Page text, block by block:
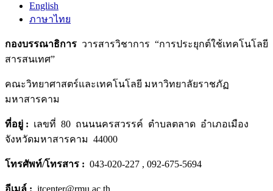
English
ภาษาไทย
กองบรรณาธิการ วารสารวิชาการ “การประยุกต์ใช้เทคโนโลยี
สารสนเทศ”
คณะวิทยาศาสตร์และเทคโนโลยี มหาวิทยาลัยราชภัฏ
มหาสารคาม
ที่อยู่ : เลขที่ 80 ถนนนครสวรรค์ ตำบลตลาด อำเภอเมือง
จังหวัดมหาสารคาม 44000
โทรศัพท์/โทรสาร : 043-020-227 , 092-675-5694
อีเมล์ : itcenter@rmu.ac.th